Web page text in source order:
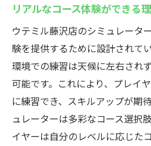
リアルなコース体験ができる
ウテミル藤沢店のシミュレータ
験を提供するために設計されて
環境での練習は天候に左右され
可能です。これにより、プレイ
に練習でき、スキルアップが期
ュレーターは多彩なコース選択
イヤーは自分のレベルに応じた